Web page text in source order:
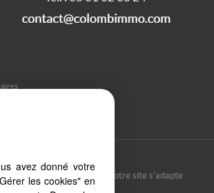
ou votre smartphone, notre site s'adapte
avez donné votre
les cookies" en